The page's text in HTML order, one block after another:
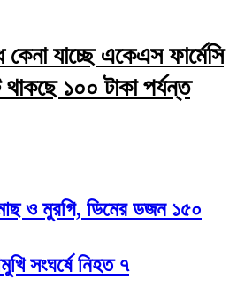
যাচ্ছে একেএস ফার্মেসি
থাকছে ১০০ টাকা পর্যন্ত
ও মুরগি, ডিমের ডজন ১৫০
সংঘর্ষে নিহত ৭